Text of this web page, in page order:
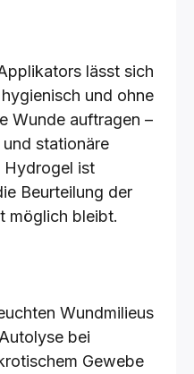
lässt sich
und ohne
Wunde auftragen –
stationäre
Hydrogel ist
Beurteilung der
möglich bleibt.
Wundmilieus
bei
Gewebe